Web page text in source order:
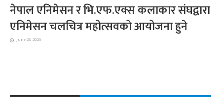
नेपाल एनिमेसन र भि.एफ.एक्स कलाकार संघद्वारा
एनिमेसन चलचित्र महोत्सवको आयोजना हुने
June 23, 2026